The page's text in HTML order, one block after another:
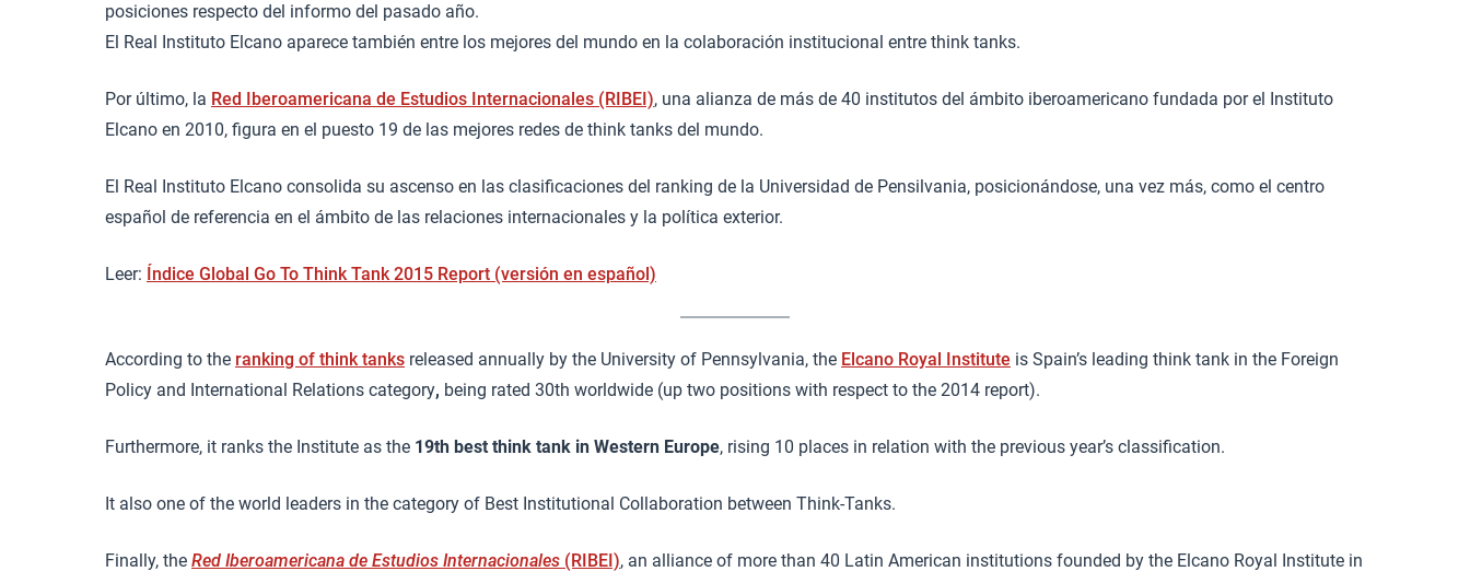
posiciones respecto del informo del pasado año.
El Real Instituto Elcano aparece también entre los mejores del mundo en la colaboración institucional entre think tanks.
Por último, la Red Iberoamericana de Estudios Internacionales (RIBEI), una alianza de más de 40 institutos del ámbito iberoamericano fundada por el Instituto
Elcano en 2010, figura en el puesto 19 de las mejores redes de think tanks del mundo.
El Real Instituto Elcano consolida su ascenso en las clasificaciones del ranking de la Universidad de Pensilvania, posicionándose, una vez más, como el centro
español de referencia en el ámbito de las relaciones internacionales y la política exterior.
Leer: Índice Global Go To Think Tank 2015 Report (versión en español)
According to the ranking of think tanks released annually by the University of Pennsylvania, the Elcano Royal Institute is Spain’s leading think tank in the Foreign
Policy and International Relations category, being rated 30th worldwide (up two positions with respect to the 2014 report).
Furthermore, it ranks the Institute as the 19th best think tank in Western Europe, rising 10 places in relation with the previous year’s classification.
It also one of the world leaders in the category of Best Institutional Collaboration between Think-Tanks.
Finally, the Red Iberoamericana de Estudios Internacionales (RIBEI), an alliance of more than 40 Latin American institutions founded by the Elcano Royal Institute in